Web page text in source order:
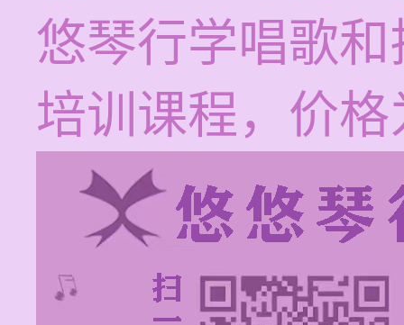
悠琴行学唱歌
培训课程，价